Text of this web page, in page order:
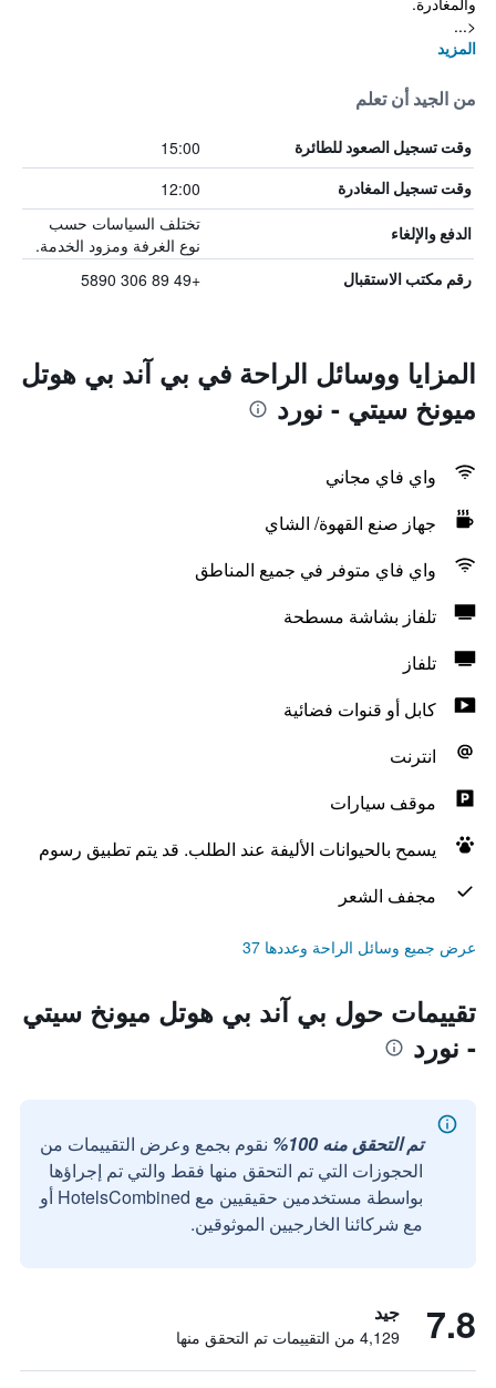
<...
المزيد
من الجيد أن تعلم
وقت تسجيل الصعود للطائرة 15:00
وقت تسجيل المغادرة 12:00
الدفع والإلغاء
تختلف السياسات حسب
نوع الغرفة ومزود الخدمة.
رقم مكتب الاستقبال +49 89 306 5890
المزايا ووسائل الراحة في بي آند بي هوتل
ميونخ سيتي - نورد
واي فاي مجاني
جهاز صنع القهوة/ الشاي
واي فاي متوفر في جميع المناطق
تلفاز بشاشة مسطحة
تلفاز
كابل أو قنوات فضائية
انترنت
موقف سيارات
يسمح بالحيوانات الأليفة عند الطلب. قد يتم تطبيق رسوم
مجفف الشعر
عرض جميع وسائل الراحة وعددها 37
تقييمات حول بي آند بي هوتل ميونخ سيتي
- نورد
تم التحقق منه 100%
نقوم بجمع وعرض التقييمات من
الحجوزات التي تم التحقق منها فقط والتي تم إجراؤها
بواسطة مستخدمين حقيقيين مع HotelsCombined أو
مع شركائنا الخارجيين الموثوقين.
7.8 جيد
4,129 من التقييمات تم التحقق منها